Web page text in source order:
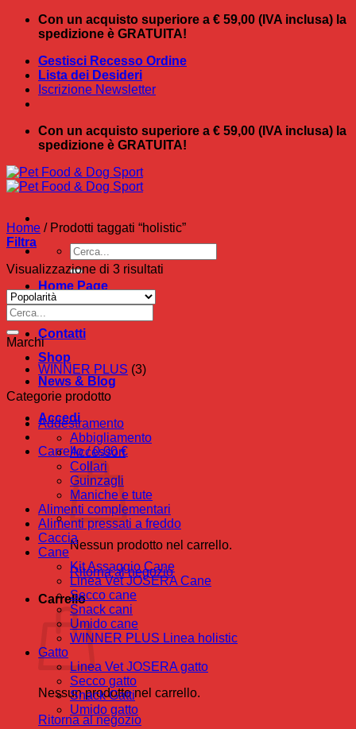
Salta
Con un acquisto superiore a € 59,00 (IVA inclusa) la
spedizione è GRATUITA!
Gestisci Recesso Ordine
Lista dei Desideri
Iscrizione Newsletter
Con un acquisto superiore a € 59,00 (IVA inclusa) la
spedizione è GRATUITA!
Cerca:
Home Page
Chi Siamo
Contatti
Shop
News & Blog
Accedi
Carrello /0,00€
Nessun prodotto nel carrello.
Ritorna al negozio
Carrello
Nessun prodotto nel carrello.
Ritorna al negozio
Home /Prodotti taggati “holistic”
Filtra
Visualizzazione di 3 risultati
Cerca:
Marchi
WINNER PLUS (3)
Categorie prodotto
Addestramento
Abbigliamento
Accessori
Collari
Guinzagli
Maniche e tute
Alimenti complementari
Alimenti pressati a freddo
Caccia
Cane
Kit Assaggio Cane
Linea Vet JOSERA Cane
Secco cane
Snack cani
Umido cane
WINNER PLUS Linea holistic
Gatto
Linea Vet JOSERA gatto
Secco gatto
Snack Gatti
Umido gatto